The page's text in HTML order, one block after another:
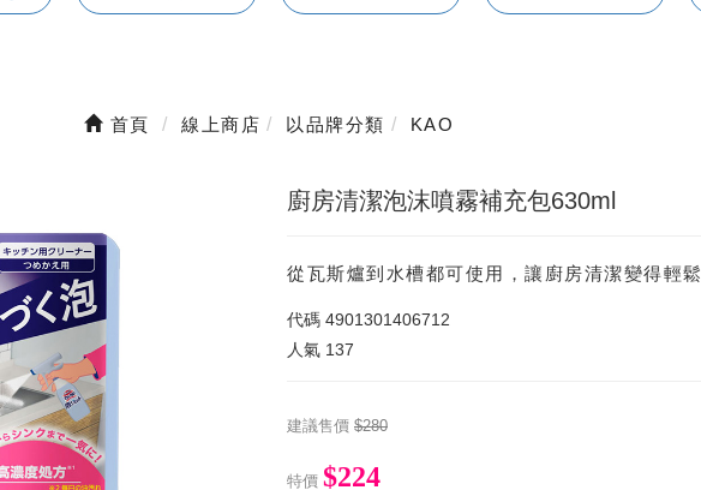
首頁 線上商店 以品牌分類 KAO
廚房清潔泡沫噴霧補充包630ml
從瓦斯爐到水槽都可使用，讓廚房清潔變得輕鬆
代碼 4901301406712
人氣 137
建議售價 $280
特價 $224